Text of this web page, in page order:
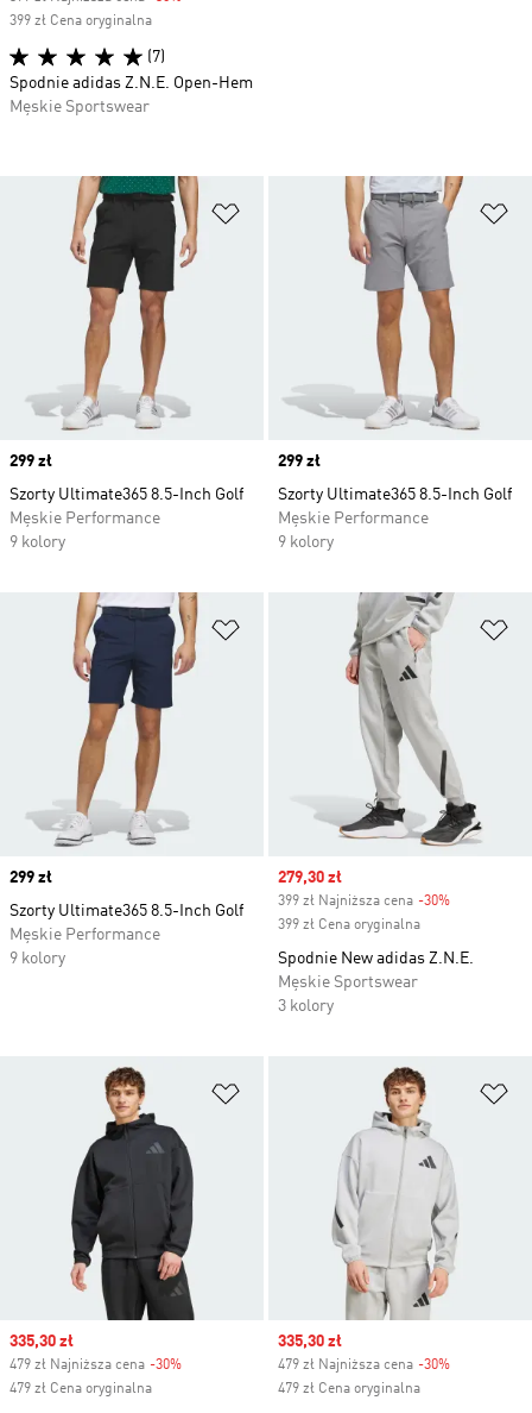
Dodaj do listy życzeń
Price
299 zł
Szorty Ultimate365 8.5-Inch Golf
Męskie Performance
9 kolory
Price
299 zł
Szorty Ultimate365 8.5-Inch Golf
Męskie Performance
9 kolory
Dodaj do listy życzeń
Price
299 zł
Szorty Ultimate365 8.5-Inch Golf
Męskie Performance
9 kolory
Sale price
279,30 zł
399 zł Najniższa cena -30%
399 zł Cena oryginalna
Spodnie New adidas Z.N.E.
Męskie Sportswear
3 kolory
Dodaj do listy życzeń
Sale price
335,30 zł
479 zł Najniższa cena -30%
479 zł Cena oryginalna
Sale price
335,30 zł
479 zł Najniższa cena -30%
479 zł Cena oryginalna
399 zł Cena oryginalna
(7)
Spodnie adidas Z.N.E. Open-Hem
Męskie Sportswear